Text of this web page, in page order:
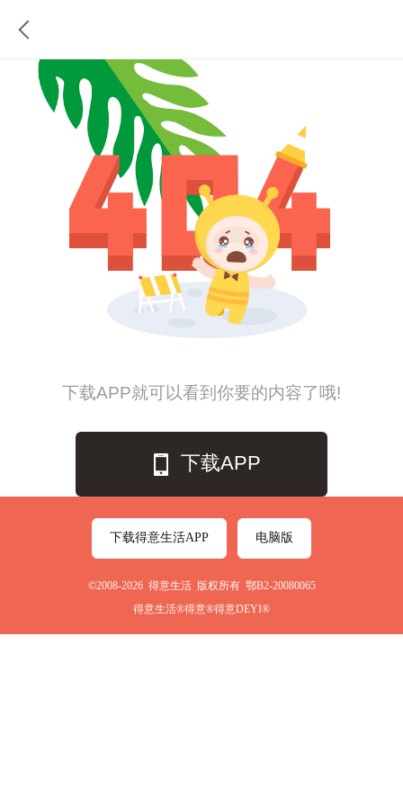
下载APP就可以看到你要的内容了哦!
下载APP
下载得意生活APP 电脑版
©2008-2026 得意生活 版权所有 鄂B2-20080065
得意生活®得意®得意DEYI®